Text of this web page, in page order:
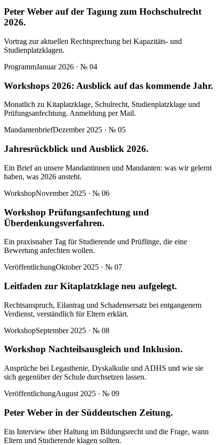
Peter Weber auf der Tagung zum Hochschulrecht
2026.
Vortrag zur aktuellen Rechtsprechung bei Kapazitäts- und
Studienplatzklagen.
ProgrammJanuar 2026 · № 04
Workshops 2026: Ausblick auf das kommende Jahr.
Monatlich zu Kitaplatzklage, Schulrecht, Studienplatzklage und
Prüfungsanfechtung. Anmeldung per Mail.
MandantenbriefDezember 2025 · № 05
Jahresrückblick und Ausblick 2026.
Ein Brief an unsere Mandantinnen und Mandanten: was wir gelernt
haben, was 2026 ansteht.
WorkshopNovember 2025 · № 06
Workshop Prüfungsanfechtung und
Überdenkungsverfahren.
Ein praxisnaher Tag für Studierende und Prüflinge, die eine
Bewertung anfechten wollen.
VeröffentlichungOktober 2025 · № 07
Leitfaden zur Kitaplatzklage neu aufgelegt.
Rechtsanspruch, Eilantrag und Schadensersatz bei entgangenem
Verdienst, verständlich für Eltern erklärt.
WorkshopSeptember 2025 · № 08
Workshop Nachteilsausgleich und Inklusion.
Ansprüche bei Legasthenie, Dyskalkulie und ADHS und wie sie
sich gegenüber der Schule durchsetzen lassen.
VeröffentlichungAugust 2025 · № 09
Peter Weber in der Süddeutschen Zeitung.
Ein Interview über Haltung im Bildungsrecht und die Frage, wann
Eltern und Studierende klagen sollten.